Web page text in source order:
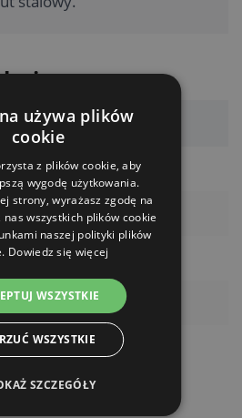
Wartość
Aluminium
400 m
1,6 mm
0,030 Ω/m
70 kg
używa plików
cookie
z plików cookie, aby
wygodę użytkowania.
strony, wyrażasz zgodę na
nas wszystkich plików cookie
naszej polityki plików
Dowiedz się więcej
WSZYSTKIE
WSZYSTKIE
SZCZEGÓŁY